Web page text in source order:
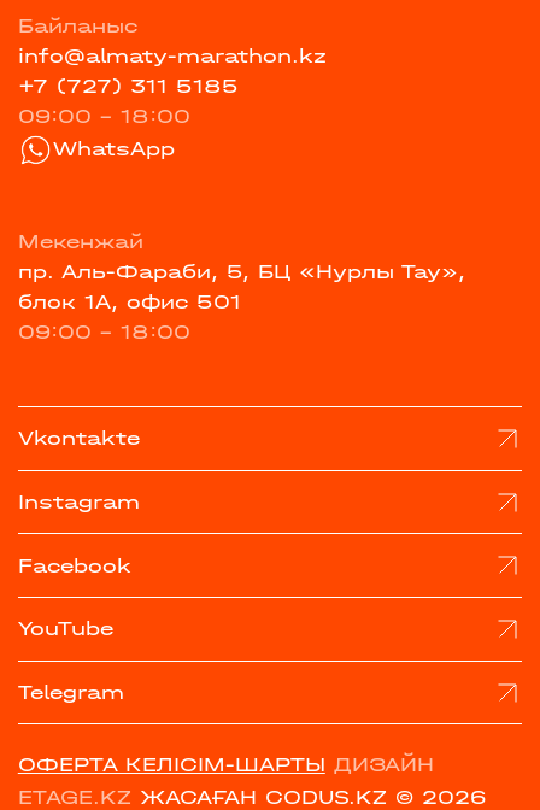
Байланыс
info@almaty-marathon.kz
+7 (727) 311 5185
09:00 - 18:00
WhatsApp
Мекенжай
пр. Аль-Фараби, 5, БЦ «Нурлы Тау»,
блок 1А, офис 501
09:00 - 18:00
Vkontakte
Instagram
Facebook
YouTube
Telegram
ОФЕРТА КЕЛІСІМ-ШАРТЫ ДИЗАЙН
ETAGE.KZ ЖАСАҒАН CODUS.KZ © 2026